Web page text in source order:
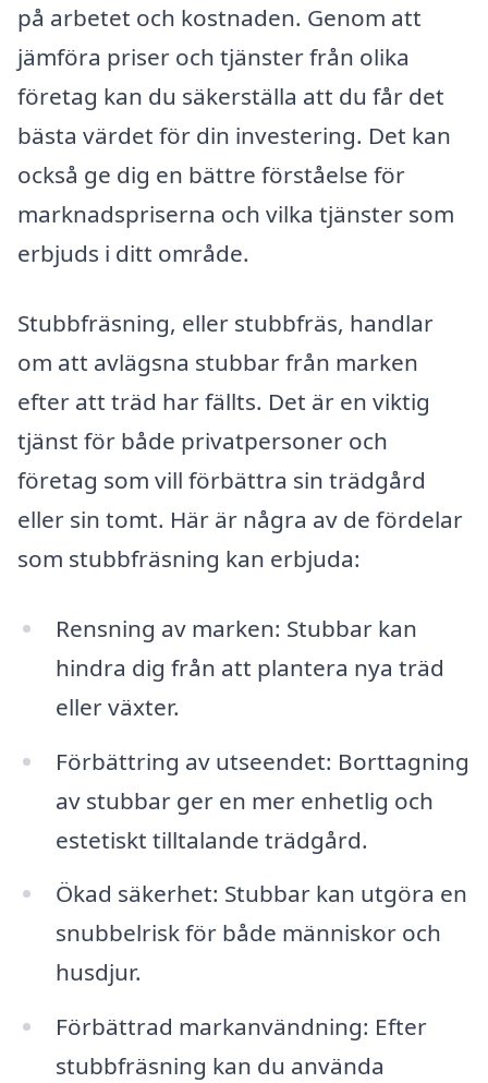
på arbetet och kostnaden. Genom att
jämföra priser och tjänster från olika
företag kan du säkerställa att du får det
bästa värdet för din investering. Det kan
också ge dig en bättre förståelse för
marknadspriserna och vilka tjänster som
erbjuds i ditt område.
Stubbfräsning, eller stubbfräs, handlar
om att avlägsna stubbar från marken
efter att träd har fällts. Det är en viktig
tjänst för både privatpersoner och
företag som vill förbättra sin trädgård
eller sin tomt. Här är några av de fördelar
som stubbfräsning kan erbjuda:
Rensning av marken: Stubbar kan
hindra dig från att plantera nya träd
eller växter.
Förbättring av utseendet: Borttagning
av stubbar ger en mer enhetlig och
estetiskt tilltalande trädgård.
Ökad säkerhet: Stubbar kan utgöra en
snubbelrisk för både människor och
husdjur.
Förbättrad markanvändning: Efter
stubbfräsning kan du använda